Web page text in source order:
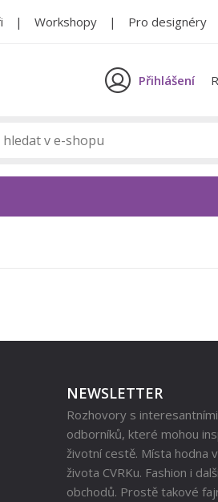
Workshopy Pro designéry
Přihlášení
NEWSLETTER
Rozhovory s
odborníků, které mohou
životní cestě. Místa hodna
života CVRKu. Fashion i
obchodů. Prostě takové